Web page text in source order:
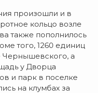
произошли и в
кольцо возле
также пополнилось
того, 1260 единиц
Чернышевского, а
у Дворца
и парк в поселке
на клумбах за